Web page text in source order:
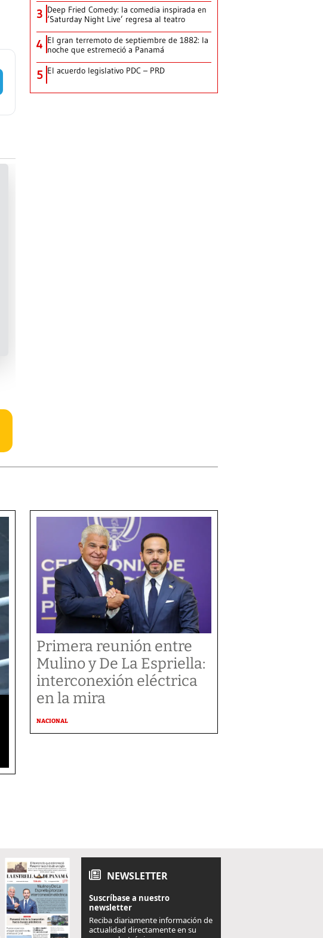
3 Deep Fried Comedy: la comedia inspirada en
‘Saturday Night Live’ regresa al teatro
4 El gran terremoto de septiembre de 1882: la
noche que estremeció a Panamá
5 El acuerdo legislativo PDC – PRD
Primera reunión entre
Mulino y De La Espriella:
interconexión eléctrica
en la mira
NACIONAL
NEWSLETTER
Suscríbase a nuestro
newsletter
Reciba diariamente información de
actualidad directamente en su